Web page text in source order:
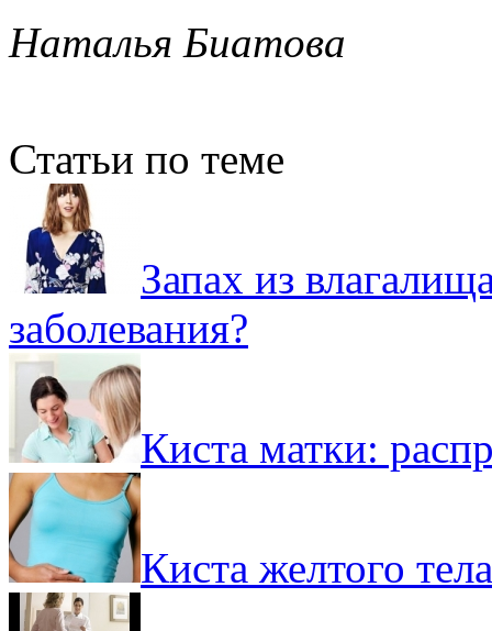
Наталья Биатова
Статьи по теме
Запах из
заболевания?
Киста матки:
Киста желтого